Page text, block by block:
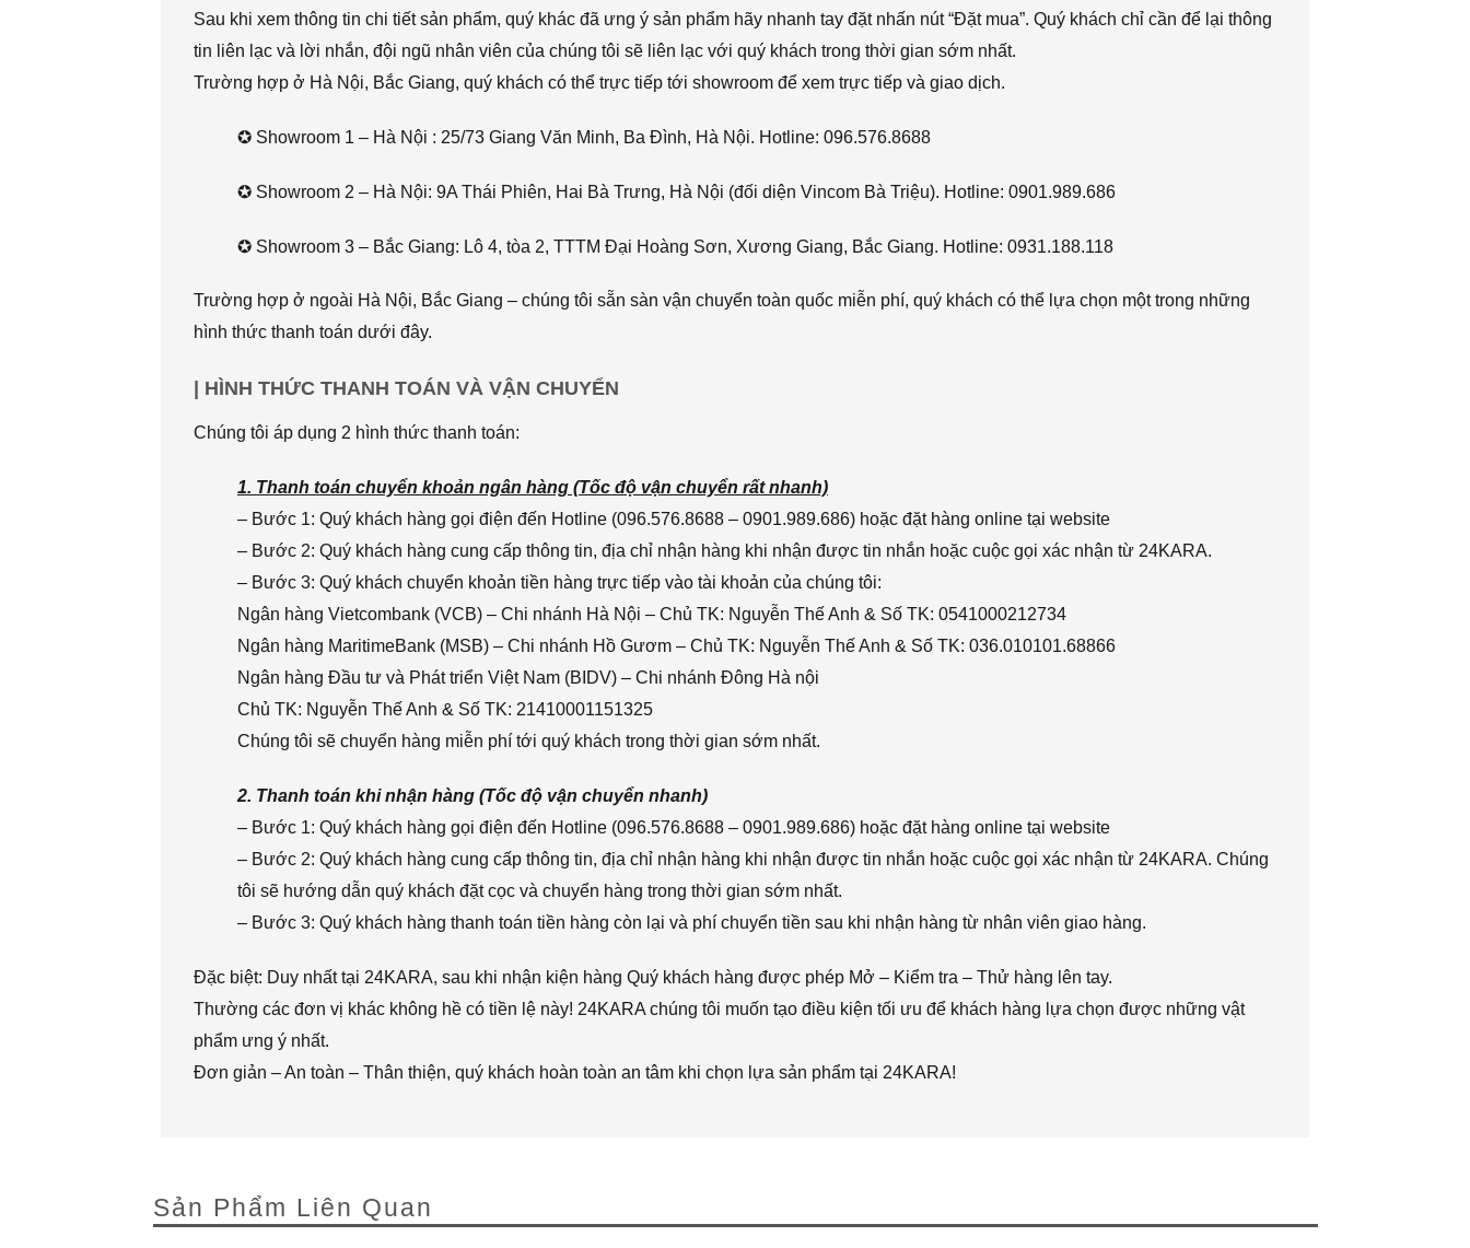
Sau khi xem thông tin chi tiết sản phẩm, quý khác đã ưng ý sản phẩm hãy nhanh tay đặt nhấn nút “Đặt mua”. Quý khách chỉ cần để lại thông
tin liên lạc và lời nhắn, đội ngũ nhân viên của chúng tôi sẽ liên lạc với quý khách trong thời gian sớm nhất.
Trường hợp ở Hà Nội, Bắc Giang, quý khách có thể trực tiếp tới showroom để xem trực tiếp và giao dịch.
✪ Showroom 1 – Hà Nội : 25/73 Giang Văn Minh, Ba Đình, Hà Nội. Hotline: 096.576.8688
✪ Showroom 2 – Hà Nội: 9A Thái Phiên, Hai Bà Trưng, Hà Nội (đối diện Vincom Bà Triệu). Hotline: 0901.989.686
✪ Showroom 3 – Bắc Giang: Lô 4, tòa 2, TTTM Đại Hoàng Sơn, Xương Giang, Bắc Giang. Hotline: 0931.188.118
Trường hợp ở ngoài Hà Nội, Bắc Giang – chúng tôi sẵn sàn vận chuyển toàn quốc miễn phí, quý khách có thể lựa chọn một trong những
hình thức thanh toán dưới đây.
| HÌNH THỨC THANH TOÁN VÀ VẬN CHUYỂN
Chúng tôi áp dụng 2 hình thức thanh toán:
1. Thanh toán chuyển khoản ngân hàng (Tốc độ vận chuyển rất nhanh)
– Bước 1: Quý khách hàng gọi điện đến Hotline (096.576.8688 – 0901.989.686) hoặc đặt hàng online tại website
– Bước 2: Quý khách hàng cung cấp thông tin, địa chỉ nhận hàng khi nhận được tin nhắn hoặc cuộc gọi xác nhận từ 24KARA.
– Bước 3: Quý khách chuyển khoản tiền hàng trực tiếp vào tài khoản của chúng tôi:
Ngân hàng Vietcombank (VCB) – Chi nhánh Hà Nội – Chủ TK: Nguyễn Thế Anh & Số TK: 0541000212734
Ngân hàng MaritimeBank (MSB) – Chi nhánh Hồ Gươm – Chủ TK: Nguyễn Thế Anh & Số TK: 036.010101.68866
Ngân hàng Đầu tư và Phát triển Việt Nam (BIDV) – Chi nhánh Đông Hà nội
Chủ TK: Nguyễn Thế Anh & Số TK: 21410001151325
Chúng tôi sẽ chuyển hàng miễn phí tới quý khách trong thời gian sớm nhất.
2. Thanh toán khi nhận hàng (Tốc độ vận chuyển nhanh)
– Bước 1: Quý khách hàng gọi điện đến Hotline (096.576.8688 – 0901.989.686) hoặc đặt hàng online tại website
– Bước 2: Quý khách hàng cung cấp thông tin, địa chỉ nhận hàng khi nhận được tin nhắn hoặc cuộc gọi xác nhận từ 24KARA. Chúng
tôi sẽ hướng dẫn quý khách đặt cọc và chuyển hàng trong thời gian sớm nhất.
– Bước 3: Quý khách hàng thanh toán tiền hàng còn lại và phí chuyển tiền sau khi nhận hàng từ nhân viên giao hàng.
Đặc biệt: Duy nhất tại 24KARA, sau khi nhận kiện hàng Quý khách hàng được phép Mở – Kiểm tra – Thử hàng lên tay.
Thường các đơn vị khác không hề có tiền lệ này! 24KARA chúng tôi muốn tạo điều kiện tối ưu để khách hàng lựa chọn được những vật
phẩm ưng ý nhất.
Đơn giản – An toàn – Thân thiện, quý khách hoàn toàn an tâm khi chọn lựa sản phẩm tại 24KARA!
Sản Phẩm Liên Quan